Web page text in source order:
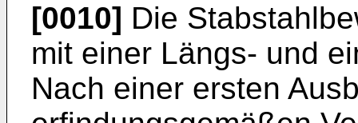
[0010] Die
mit einer Längs- und
Nach einer ersten